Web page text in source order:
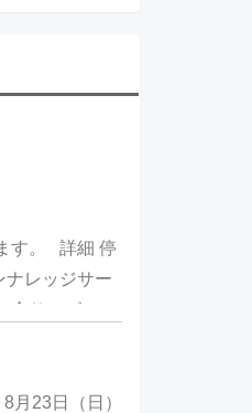
す。 詳細 停
ナレッジサー
サービスが
作業終了後
月23日（日）